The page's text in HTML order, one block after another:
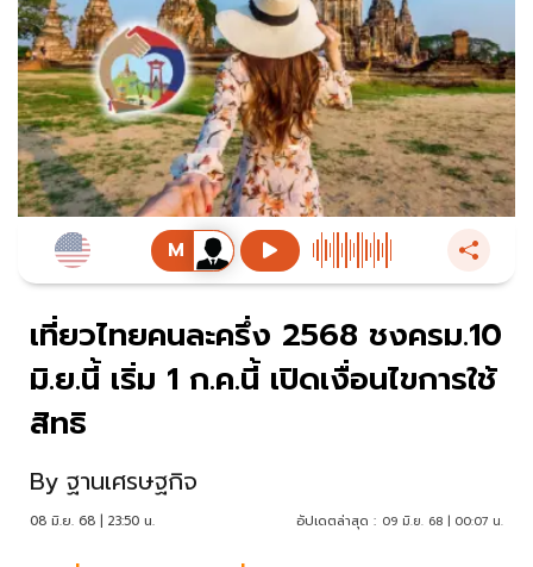
เที่ยวไทยคนละครึ่ง 2568 ชงครม.10
มิ.ย.นี้ เริ่ม 1 ก.ค.นี้ เปิดเงื่อนไขการใช้
สิทธิ
By ฐานเศรษฐกิจ
08 มิ.ย. 68 | 23:50 น. อัปเดตล่าสุด : 09 มิ.ย. 68 | 00:07 น.